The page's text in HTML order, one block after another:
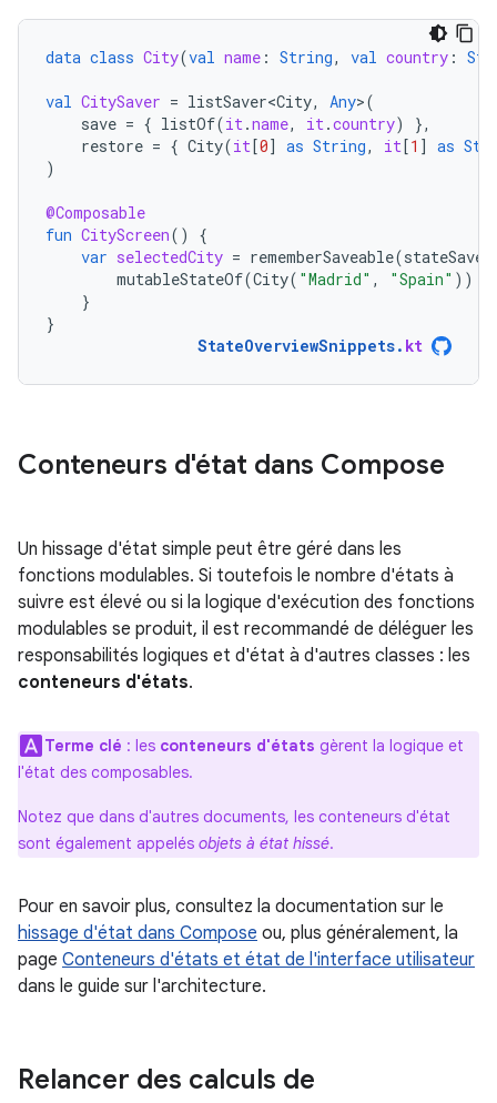
data class City(val name : String, val country :
val CitySaver = listSaver<City, Any>(
save = { listOf(it .name, it .country)
},
restore = { City(it[0] as String, it[1 ] as
)
@Composable
fun CityScreen()
{
var selectedCity = rememberSaveable(stateSaver
mutableStateOf(City( "Madrid" , "Spain" ))
}
}
StateOverviewSnippets. kt
Conteneurs d'état dans Compose
Un hissage d'état simple peut être géré dans les
fonctions modulables. Si toutefois le nombre d'états à
suivre est élevé ou si la logique d'exécution des fonctions
modulables se produit, il est recommandé de déléguer les
responsabilités logiques et d'état à d'autres classes : les
conteneurs d'états.
Terme clé : les conteneurs d'états gèrent la logique et
l'état des composables.
Notez que dans d'autres documents, les conteneurs d'état
sont également appelés objets à état hissé.
Pour en savoir plus, consultez la documentation sur le
hissage d'état dans Compose ou, plus généralement, la
page Conteneurs d'états et état de l'interface utilisateur
dans le guide sur l'architecture.
Relancer des calculs de